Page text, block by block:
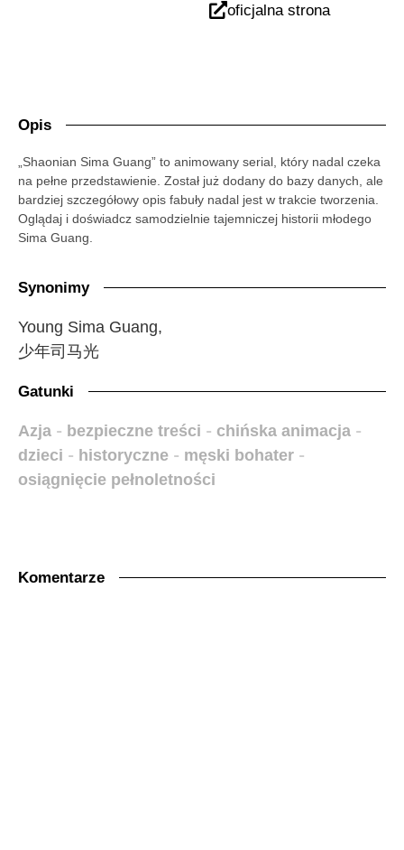
oficjalna strona
Opis
„Shaonian Sima Guang” to animowany serial, który nadal czeka
na pełne przedstawienie. Został już dodany do bazy danych, ale
bardziej szczegółowy opis fabuły nadal jest w trakcie tworzenia.
Oglądaj i doświadcz samodzielnie tajemniczej historii młodego
Sima Guang.
Synonimy
Young Sima Guang,
少年司马光
Gatunki
Azja - bezpieczne treści - chińska animacja -
dzieci - historyczne - męski bohater -
osiągnięcie pełnoletności
Komentarze